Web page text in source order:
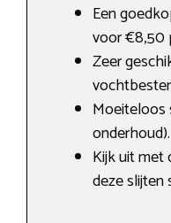
Een
voor €8,50
Zeer
Moeiteloos
onderhoud).
Kijk uit met
deze slijten